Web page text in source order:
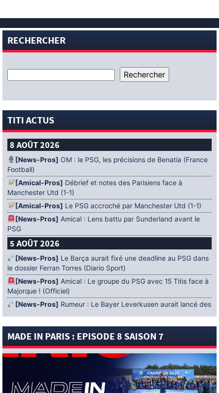
RECHERCHER
TITI ACTUS
8 AOÛT 2026
[News-Pros] OM : le PSG, les précisions de Benatia (France
Football)
[Amical-Pros] Débrief et notes des Parisiens face à
Manchester Utd (1-1)
[Amical-Pros] Le PSG accroché par Manchester Utd (1-1)
[News-Pros] Amical : Lens battu par Sunderland avant le
PSG
5 AOÛT 2026
[News-Pros] Le Barça aurait fixé une deadline au PSG dans
le dossier Ferran Torres (Diario Sport)
[News-Pros] Amical : Le groupe du PSG avec 15 Titis face à
Majorque ! (Officiel)
[News-Pros] Rumeur : Le Bayer Leverkusen aurait lancé des
[News-Pros]Aston Villa : Manzambi absent face au PSG ?
(The Athletic)
[News-Anciens]Vidéo : Neymar chambre ses adversaires !
Rumeur : Le PSG et un géant de Serie A à la
[News-Pros]Rumeur : Liverpool s’intéresserait à Ibrahim
MADE IN PARIS : EPISODE 8 SAISON 7